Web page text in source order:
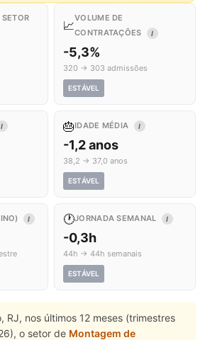
📈
VOLUME DE
CONTRATAÇÕES
I
-5,3%
320 → 303 admissões
ESTÁVEL
I 🎂IDADE MÉDIA I
-1,2 anos
38,2 → 37,0 anos
ESTÁVEL
I 🕐JORNADA SEMANAL I
-0,3h
44h → 44h semanais
ESTÁVEL
RJ, nos últimos 12 meses (trimestres
o setor de Montagem de